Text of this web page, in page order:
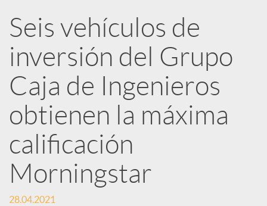
e
d
e
s
S
Seis vehículos de
inversión del Grupo
Caja de Ingenieros
obtienen la máxima
calificación
Morningstar
28.04.2021